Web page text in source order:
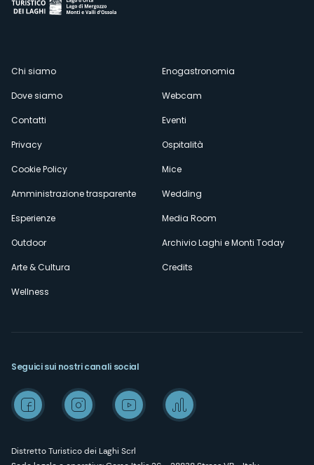
Menù
secondario
Chi siamo
Dove siamo
Contatti
Privacy
Cookie Policy
Amministrazione trasparente
Esperienze
Outdoor
Arte & Cultura
Wellness
Enogastronomia
Webcam
Eventi
Ospitalità
Mice
Wedding
Media Room
Archivio Laghi e Monti Today
Credits
Distretto Turistico dei Laghi Scrl
Seguici sui nostri canali social